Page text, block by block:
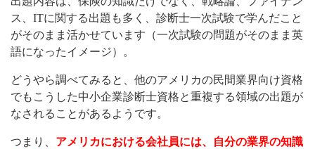
ス、 ITに関する出題も多く、診断士一次試験で学んだこと
がそのまま活かせています（一次試験の問題がそのまま英
語になったイメージ）。
どうやら調べてみると、他のアメリカの民間業界向け資格
でもこうした中小企業診断士資格と重複する領域の出題が
なされることがあるようです。
つまり、 アメリカにおける会社員には、自分の業界の知識